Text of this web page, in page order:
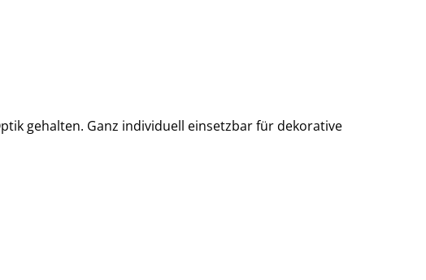
gehalten. Ganz individuell einsetzbar für dekorative